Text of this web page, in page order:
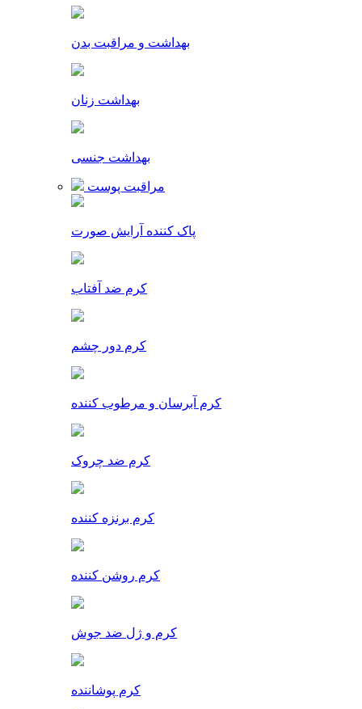
بهداشت و مراقبت بدن
بهداشت زنان
بهداشت جنسی
مراقبت پوست
پاک کننده آرایش صورت
کرم ضد آفتاب
کرم دور چشم
کرم آبرسان و مرطوب کننده
کرم ضد چروک
کرم برنزه کننده
کرم روشن کننده
کرم و ژل ضد جوش
کرم پوشاننده